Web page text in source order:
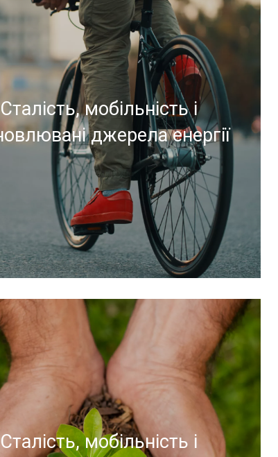
Сталість, мобільність і
джерела енергії
отримання додаткової інформації
відвідайте наступну сторінку
Сталість, мобільність і